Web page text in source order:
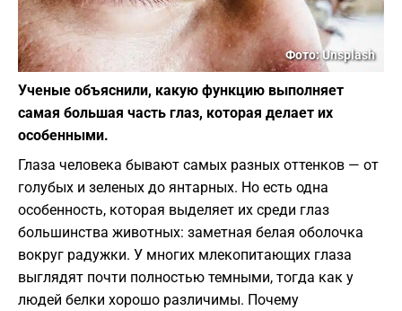
Фото: Unsplash
Ученые объяснили, какую функцию выполняет
самая большая часть глаз, которая делает их
особенными.
Глаза человека бывают самых разных оттенков — от
голубых и зеленых до янтарных. Но есть одна
особенность, которая выделяет их среди глаз
большинства животных: заметная белая оболочка
вокруг радужки. У многих млекопитающих глаза
выглядят почти полностью темными, тогда как у
людей белки хорошо различимы. Почему